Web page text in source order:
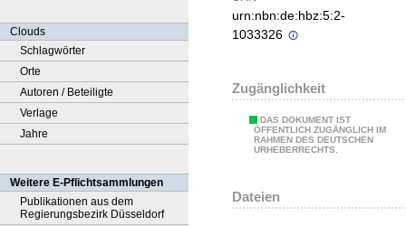
Clouds
Schlagwörter
Orte
Autoren / Beteiligte
Verlage
Jahre
Weitere E-Pflichtsammlungen
Publikationen aus dem
Regierungsbezirk Düsseldorf
urn:nbn:de:hbz:5:2-
1033326
Zugänglichkeit
DAS DOKUMENT IST
ÖFFENTLICH ZUGÄNGLICH IM
RAHMEN DES DEUTSCHEN
URHEBERRECHTS.
Dateien